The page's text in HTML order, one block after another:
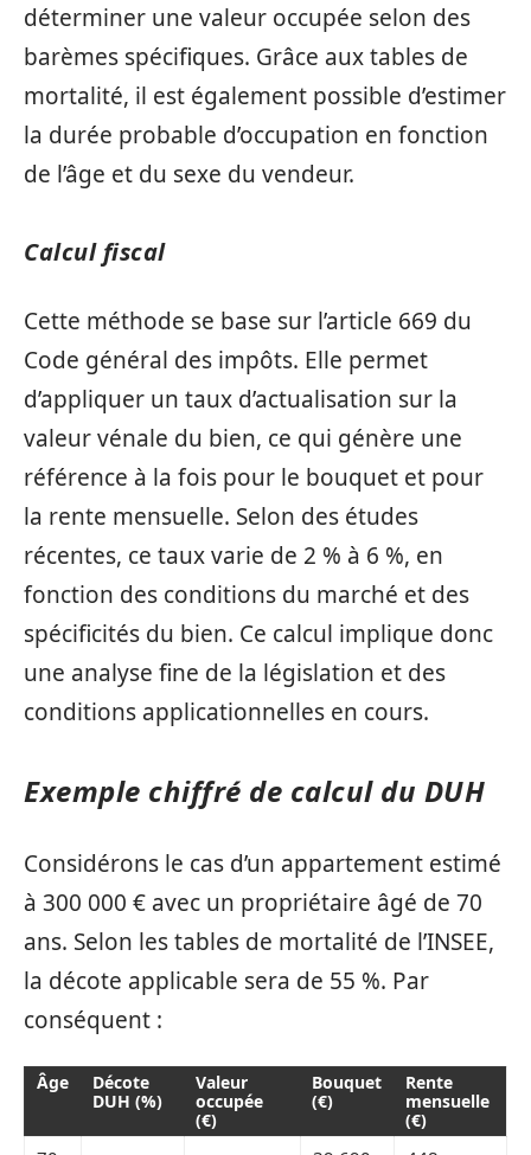
déterminer une valeur occupée selon des
barèmes spécifiques. Grâce aux tables de
mortalité, il est également possible d’estimer
la durée probable d’occupation en fonction
de l’âge et du sexe du vendeur.
Calcul fiscal
Cette méthode se base sur l’article 669 du
Code général des impôts. Elle permet
d’appliquer un taux d’actualisation sur la
valeur vénale du bien, ce qui génère une
référence à la fois pour le bouquet et pour
la rente mensuelle. Selon des études
récentes, ce taux varie de 2 % à 6 %, en
fonction des conditions du marché et des
spécificités du bien. Ce calcul implique donc
une analyse fine de la législation et des
conditions applicationnelles en cours.
Exemple chiffré de calcul du DUH
Considérons le cas d’un appartement estimé
à 300 000 € avec un propriétaire âgé de 70
ans. Selon les tables de mortalité de l’INSEE,
la décote applicable sera de 55 %. Par
conséquent :
Âge
Décote
DUH (%)
Valeur
occupée
(€)
Bouquet
(€)
Rente
mensuelle
(€)